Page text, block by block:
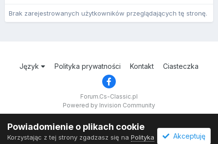
Brak zarejestrowanych użytkowników przeglądających tę stronę.
Język Polityka prywatności Kontakt Ciasteczka
Forum.Cs-Classic.pl
Powered by Invision Community
Powiadomienie o plikach cookie
Korzystając z tej strony zgadzasz się na Polityka
Akceptuję